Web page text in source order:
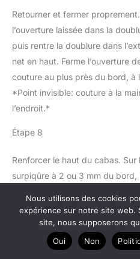
Retourner et fermer
l’ouverture laissée dans la
puis rentre la doublure dans
net en haut. Ferme l’ouverture
couture au plus près du bord, à
*Point invisible: couture à la
l’endroit.*
Étape 8
Renforcer le haut du cabas.
surpiqûre à 2 ou 3 mm du bord,
l’endroit, qui renforce et
rectangle avec une croix sur
Nous utilisons des cookies
expérience sur notre site web.
site, nous supposerons
Oui
Non